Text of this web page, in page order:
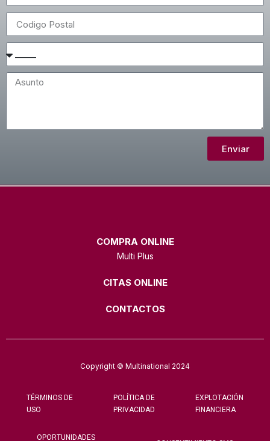
Enviar
COMPRA ONLINE
Multi Plus
CITAS ONLINE
CONTACTOS
Copyright © Multinational 2024
TÉRMINOS DE
USO
POLÍTICA DE
PRIVACIDAD
EXPLOTACIÓN
FINANCIERA
OPORTUNIDADES